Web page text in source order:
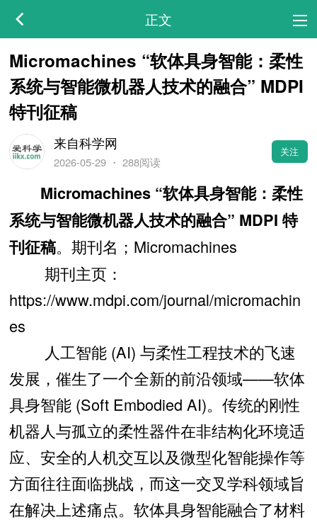
正文
Micromachines “软体具身智能：柔性
系统与智能微机器人技术的融合” MDPI
特刊征稿
来自科学网
2026-05-29・ 288阅读
关注
Micromachines “软体具身智能：柔性
系统与智能微机器人技术的融合” MDPI 特
刊征稿。期刊名；Micromachines
期刊主页：
https://www.mdpi.com/journal/micromachin
es
人工智能 (AI) 与柔性工程技术的飞速
发展，催生了一个全新的前沿领域——软体
具身智能 (Soft Embodied AI)。传统的刚性
机器人与孤立的柔性器件在非结构化环境适
应、安全的人机交互以及微型化智能操作等
方面往往面临挑战，而这一交叉学科领域旨
在解决上述痛点。软体具身智能融合了材料